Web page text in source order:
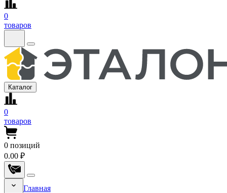
0
товаров
Каталог
0
товаров
0 позиций
0.00 ₽
Главная